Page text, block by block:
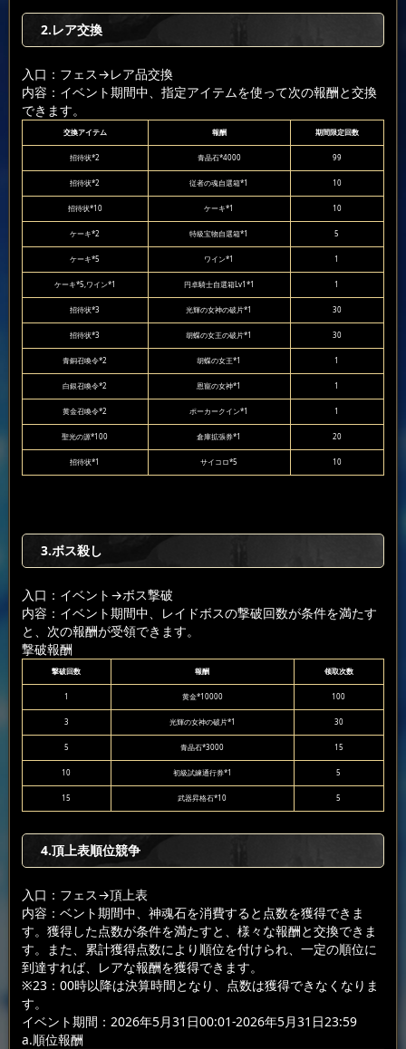
2.レア交換
入口：フェス→レア品交換
内容：イベント期間中、指定アイテムを使って次の報酬と交換
できます。
交換アイテム 報酬 期間限定回数
招待状*2 青晶石*4000 99
招待状*2 従者の魂自選箱*1 10
招待状*10 ケーキ*1 10
ケーキ*2 特級宝物自選箱*1 5
ケーキ*5 ワイン*1 1
ケーキ*5,ワイン*1 円卓騎士自選箱Lv1*1 1
招待状*3 光輝の女神の破片*1 30
招待状*3 胡蝶の女王の破片*1 30
青銅召喚令*2 胡蝶の女王*1 1
白銀召喚令*2 恩寵の女神*1 1
黄金召喚令*2 ポーカークイン*1 1
聖光の源*100 倉庫拡張券*1 20
招待状*1 サイコロ*5 10
3.ボス殺し
入口：イベント →ボス撃破
内容：イベント期間中、レイドボスの撃破回数が条件を満たす
と、次の報酬が受領できます。
撃破報酬
撃破回数 報酬 领取次数
1 黄金*10000 100
3 光輝の女神の破片*1 30
5 青晶石*3000 15
10 初級試練通行券*1 5
15 武器昇格石*10 5
4.頂上表順位競争
入口：フェス→頂上表
内容：ベント期間中、神魂石を消費すると点数を獲得できま
す。獲得した点数が条件を満たすと、様々な報酬と交換できま
す。また、累計獲得点数により順位を付けられ、一定の順位に
到達すれば、レアな報酬を獲得できます。
※23：00時以降は決算時間となり、点数は獲得できなくなりま
す。
イベント期間：2026年5月31日00:01-2026年5月31日23:59
a.順位報酬